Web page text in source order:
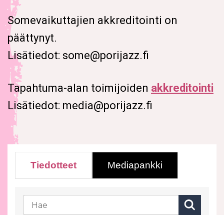
Somevaikuttajien akkreditointi on
päättynyt.
Lisätiedot: some@porijazz.fi
Tapahtuma-alan toimijoiden akkreditointi
Lisätiedot: media@porijazz.fi
Tiedotteet Mediapankki